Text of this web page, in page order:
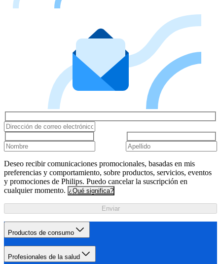
Deseo recibir comunicaciones promocionales, basadas en mis
preferencias y comportamiento, sobre productos, servicios, eventos
y promociones de Philips. Puedo cancelar la suscripción en
cualquier momento. ¿Qué significa?
Enviar
Productos de consumo
Profesionales de la salud